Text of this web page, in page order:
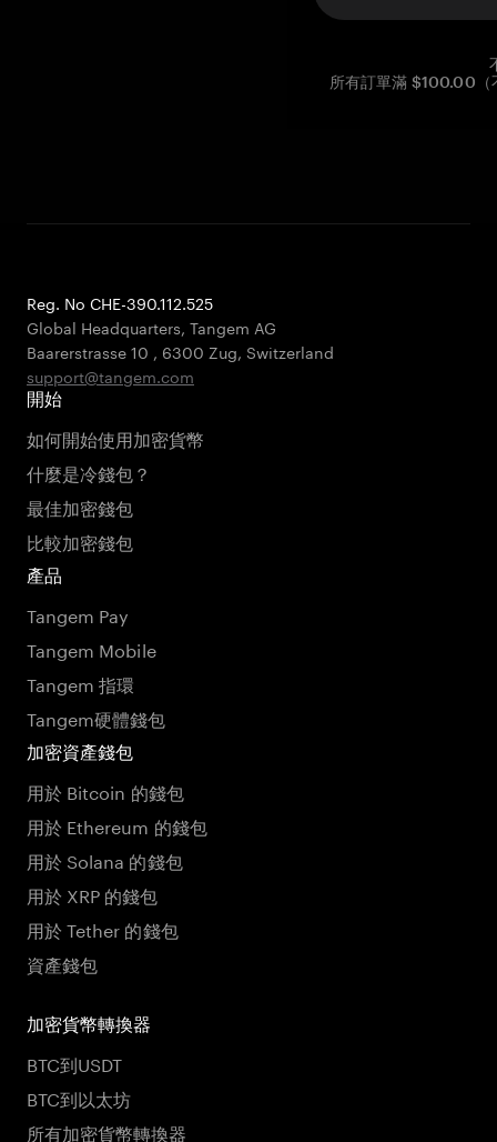
所有訂單滿 $100.00（
Reg. No CHE-390.112.525
Global Headquarters, Tangem AG
Baarerstrasse 10 , 6300 Zug, Switzerland
support@tangem.com
開始
如何開始使用加密貨幣
什麼是冷錢包？
最佳加密錢包
比較加密錢包
產品
Tangem Pay
Tangem Mobile
Tangem 指環
Tangem硬體錢包
加密資產錢包
用於 Bitcoin 的錢包
用於 Ethereum 的錢包
用於 Solana 的錢包
用於 XRP 的錢包
用於 Tether 的錢包
資產錢包
加密貨幣轉換器
BTC到USDT
BTC到以太坊
所有加密貨幣轉換器